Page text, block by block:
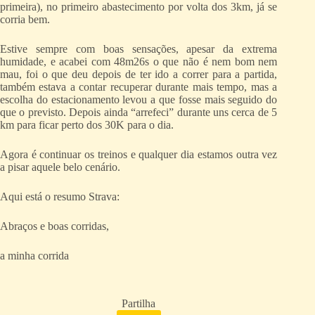
primeira), no primeiro abastecimento por volta dos 3km, já se
corria bem.
Estive sempre com boas sensações, apesar da extrema
humidade, e acabei com 48m26s o que não é nem bom nem
mau, foi o que deu depois de ter ido a correr para a partida,
também estava a contar recuperar durante mais tempo, mas a
escolha do estacionamento levou a que fosse mais seguido do
que o previsto. Depois ainda “arrefeci” durante uns cerca de 5
km para ficar perto dos 30K para o dia.
Agora é continuar os treinos e qualquer dia estamos outra vez
a pisar aquele belo cenário.
Aqui está o resumo Strava:
Abraços e boas corridas,
a minha corrida
Partilha